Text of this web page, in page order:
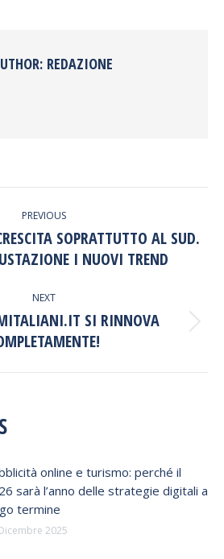
REDAZIONE
PREVIOUS
Previous
post:
SOPRATTUTTO AL SUD.
I NUOVI TREND
NEXT
Next
post:
SI RINNOVA
online e turismo: perché il
sarà l’anno delle strategie digitali a
termine
2025